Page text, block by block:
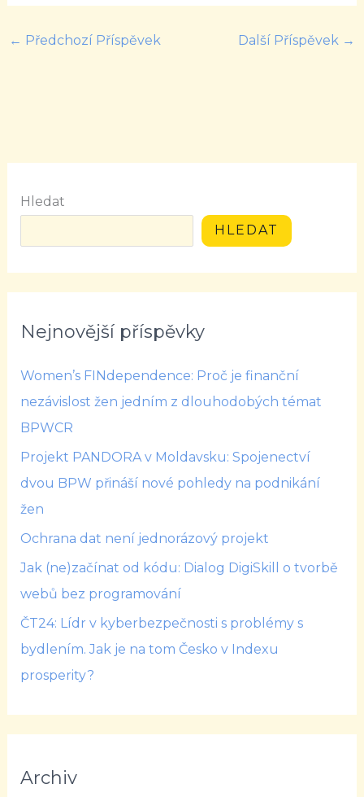
← Předchozí Příspěvek Další Příspěvek →
Hledat
HLEDAT
Nejnovější příspěvky
Women’s FINdependence: Proč je finanční
nezávislost žen jedním z dlouhodobých témat
BPWCR
Projekt PANDORA v Moldavsku: Spojenectví
dvou BPW přináší nové pohledy na podnikání
žen
Ochrana dat není jednorázový projekt
Jak (ne)začínat od kódu: Dialog DigiSkill o tvorbě
webů bez programování
ČT24: Lídr v kyberbezpečnosti s problémy s
bydlením. Jak je na tom Česko v Indexu
prosperity?
Archiv